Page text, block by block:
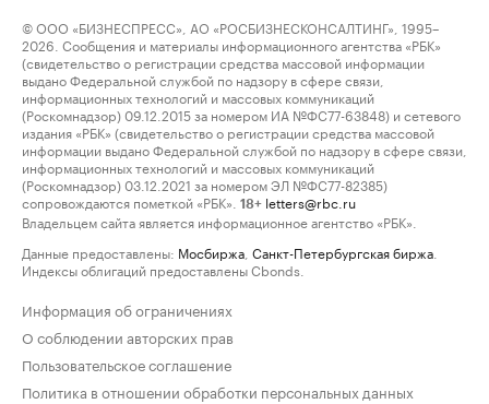
© ООО «БИЗНЕСПРЕСС», АО «РОСБИЗНЕСКОНСАЛТИНГ», 1995–
2026. Сообщения и материалы информационного агентства «РБК»
(свидетельство о регистрации средства массовой информации
выдано Федеральной службой по надзору в сфере связи,
информационных технологий и массовых коммуникаций
(Роскомнадзор) 09.12.2015 за номером ИА №ФС77-63848) и сетевого
издания «РБК» (свидетельство о регистрации средства массовой
информации выдано Федеральной службой по надзору в сфере связи,
информационных технологий и массовых коммуникаций
(Роскомнадзор) 03.12.2021 за номером ЭЛ №ФС77-82385)
сопровождаются пометкой «РБК».
18+ letters@rbc.ru
Владельцем сайта является информационное агентство «РБК».
Данные предоставлены: Мосбиржа Санкт-Петербургская биржа
Индексы облигаций предоставлены Cbonds.
Информация об ограничениях
О соблюдении авторских прав
Пользовательское соглашение
Политика в отношении обработки персональных данных